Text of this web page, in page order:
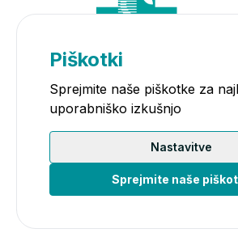
učinek se doseže z dnevnim
Piškotki
Sprejmite naše piškotke za
uporabniško izkušnjo
Nastavitve
Sprejmite naše